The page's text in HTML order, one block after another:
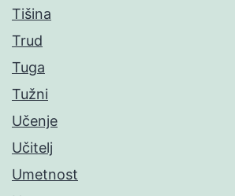
Tišina
Trud
Tuga
Tužni
Učenje
Učitelj
Umetnost